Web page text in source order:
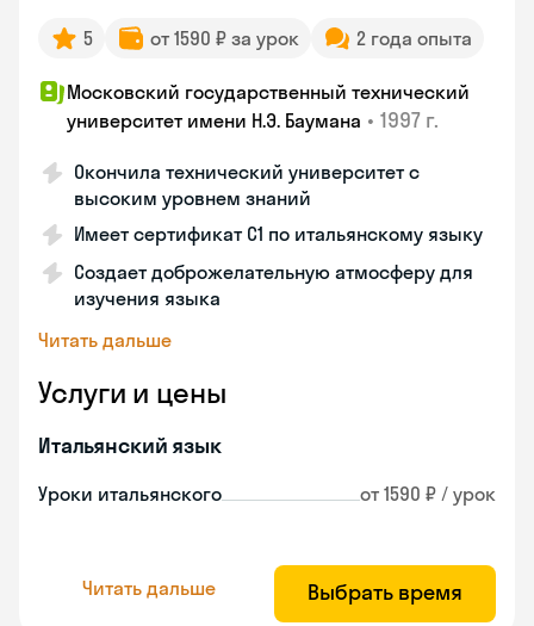
5 от 1590 ₽ за урок 2 года опыта
Московский государственный технический
университет имени Н.Э. Баумана • 1997 г.
Окончила технический университет с
высоким уровнем знаний
Имеет сертификат C1 по итальянскому языку
Создает доброжелательную атмосферу для
изучения языка
Читать дальше
Услуги и цены
Итальянский язык
Уроки итальянского от 1590 ₽ / урок
Читать дальше Выбрать время